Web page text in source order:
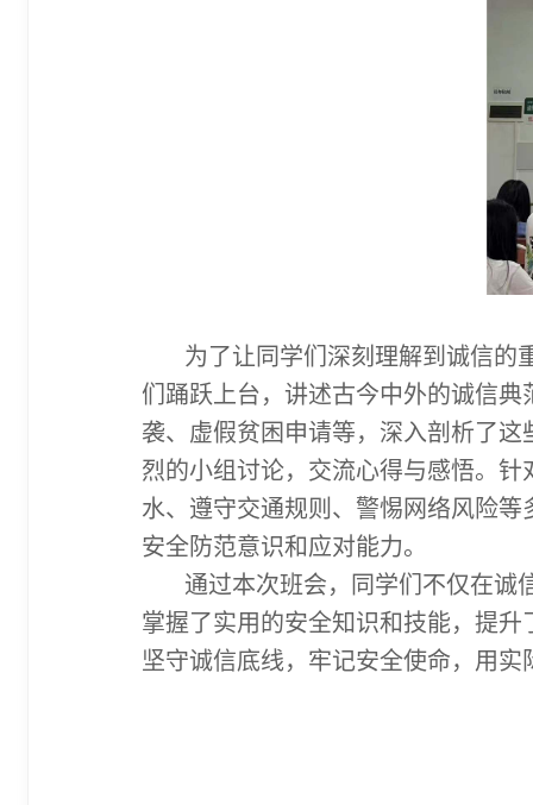
为了让同学们深刻理解到诚信的
们踊跃上台，讲述古今中外的诚信
袭、虚假贫困申请等，深入剖析了
烈的小组讨论，交流心得与感悟。针
水、遵守交通规则、警惕网络风险
安全防范意识和应对能力。
通过本次班会，同学们不仅在诚
掌握了实用的安全知识和技能，提
坚守诚信底线，牢记安全使命，用